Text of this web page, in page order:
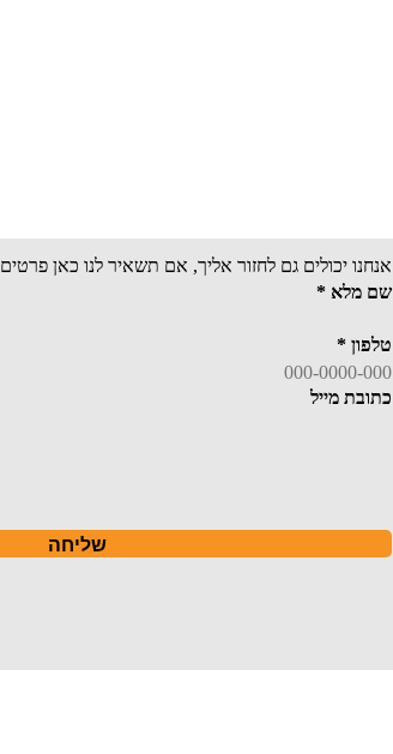
אנחנו יכולים גם לחזור אליך, אם תשאיר לנו כאן פרטים
שם מלא *
טלפון *
כתובת מייל
שליחה